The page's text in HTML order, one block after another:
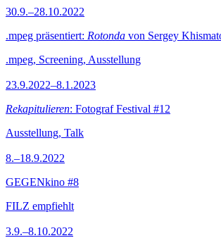
30.9.–28.10.2022
.mpeg präsentiert: Rotonda von Sergey
.mpeg, Screening, Ausstellung
23.9.2022–8.1.2023
Rekapitulieren: Fotograf Festival #12
Ausstellung, Talk
8.–18.9.2022
GEGENkino #8
FILZ empfiehlt
3.9.–8.10.2022